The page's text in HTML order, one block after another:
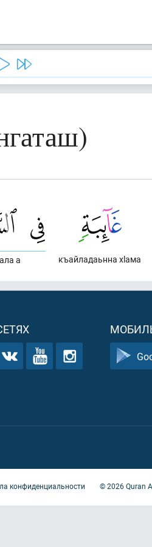
къайладаьнна хlама
а
конфиденциальности ©2026Quran